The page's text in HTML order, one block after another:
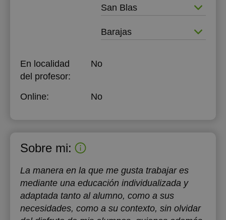
San Blas
Barajas
En localidad
del profesor:
No
Online: No
Sobre mi:
La manera en la que me gusta trabajar es
mediante una educación individualizada y
adaptada tanto al alumno, como a sus
necesidades, como a su contexto, sin olvidar